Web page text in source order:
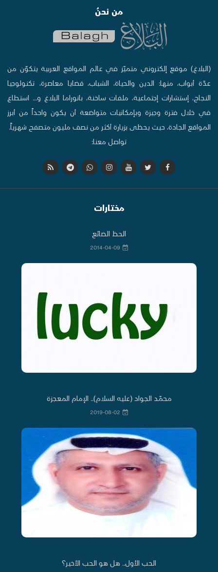
من نحنُ
(البلاغ) موقع إلكتروني متميّز في عالم المواقع العربية يتكوّن من
عدّة أبواب، منها: الدين والحياة، الشباب، قضايا معاصرة، تكنولوجيا
النجاح، إستشارات إجتماعية، ملفات ساخنة، بانوراما البلاغ و... استطاع
في خلال فترة وجيزة وبإمكانيات متواضعة أن يكون واحداً من أبرز
المواقع الجادة، حيث يحظى بزيارة أكثر من نصف مليون متصفح شهرياً.
تواصل معنا:
مختارات
الحظ الضائع
2014-04-09
محمّد الجواد (عليه السلام).. الإمام المعجزة
2019-08-02
الحب الأول.. هل هو الحب الأخير؟